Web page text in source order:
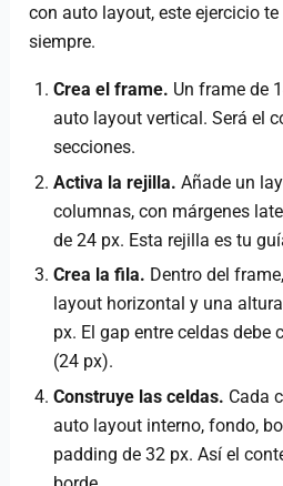
con auto layout, este ejercicio
siempre.
Crea el frame. Un frame de
auto layout vertical. Será el
secciones.
Activa la rejilla. Añade un
columnas, con márgenes
de 24 px. Esta rejilla es tu
Crea la fila. Dentro del
layout horizontal y una
px. El gap entre celdas debe
(24 px).
Construye las celdas. Cada
auto layout interno, fondo,
padding de 32 px. Así el